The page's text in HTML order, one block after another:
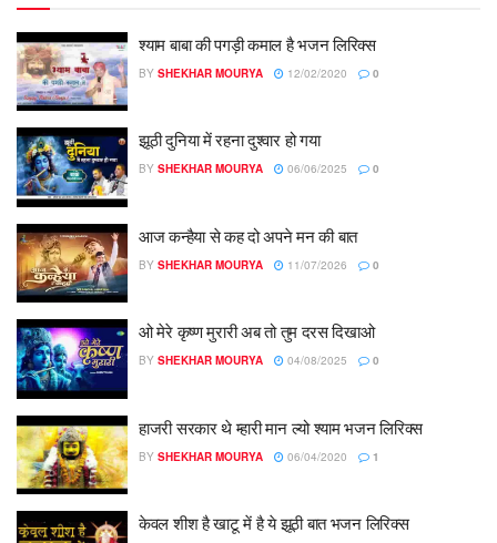
श्याम बाबा की पगड़ी कमाल है भजन लिरिक्स
BY SHEKHAR MOURYA 12/02/2020 0
झूठी दुनिया में रहना दुश्वार हो गया
BY SHEKHAR MOURYA 06/06/2025 0
आज कन्हैया से कह दो अपने मन की बात
BY SHEKHAR MOURYA 11/07/2026 0
ओ मेरे कृष्ण मुरारी अब तो तुम दरस दिखाओ
BY SHEKHAR MOURYA 04/08/2025 0
हाजरी सरकार थे म्हारी मान ल्यो श्याम भजन लिरिक्स
BY SHEKHAR MOURYA 06/04/2020 1
केवल शीश है खाटू में है ये झूठी बात भजन लिरिक्स